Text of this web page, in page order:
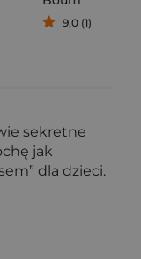
9,0 (1)
sekretne
jak
dla dzieci.